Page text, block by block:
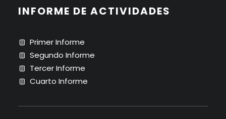
INFORME DE ACTIVIDADES
Primer Informe
Segundo Informe
Tercer Informe
Cuarto Informe